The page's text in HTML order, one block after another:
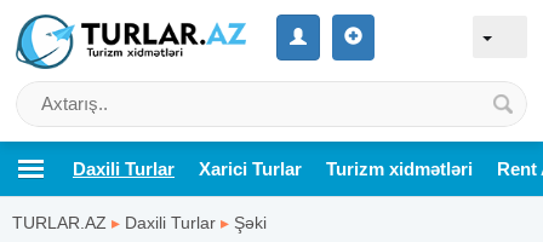
Daxili Turlar Xarici Turlar Turizm xidmətləri Rent
TURLAR.AZ ▸ Daxili Turlar ▸ Şəki